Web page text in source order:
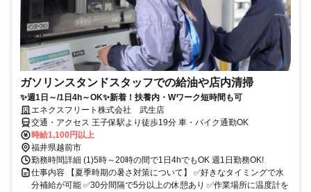
ガソリンスタンドスタッフでの給油や店内清掃
✨週1日～/1日4h～OK✨新着！扶養内・Wワーク短時間も可
エネクスフリート株式会社 武生店
交通・アクセス 王子保駅より徒歩19分 車・バイク通勤OK
時給1,100円以上
福井県越前市
勤務時間詳細 (1)5時～20時の間で1日4hでもOK 週1日勤務OK!
仕事内容 【夏季時期の暑さ対策について】 ✅好きなタイミングで水
分補給が可能 ✅30分間隔で5分以上の休憩あり ✅作業場所に温度計を